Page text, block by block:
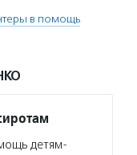
в помощь
детям-